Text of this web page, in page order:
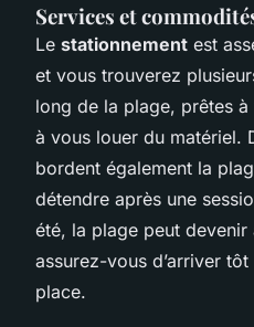
Services et
Le stationnement est
et vous trouverez
long de la plage, prêtes
à vous louer du matériel.
bordent également la
détendre après une
été, la plage peut devenir
assurez-vous d’arriver
place.